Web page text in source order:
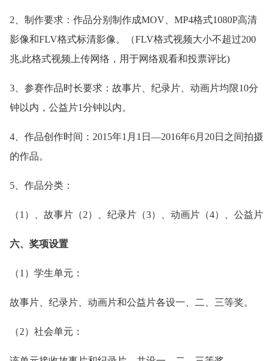
2、制作要求：作品分别制作成MOV、MP4格式1080P高清
影像和FLV格式标清影像。（FLV格式视频大小不超过200
兆,此格式视频上传网络，用于网络观看和投票评比)
3、参赛作品时长要求：故事片、纪录片、动画片均限10分
钟以内，公益片1分钟以内。
4、作品创作时间：2015年1月1日—2016年6月20日之间拍摄
的作品。
5、作品分类：
（1）、故事片（2）、纪录片（3）、动画片（4）、公益片
六、奖项设置
（1）学生单元：
故事片、纪录片、动画片和公益片各设一、二、三等奖。
（2）社会单元：